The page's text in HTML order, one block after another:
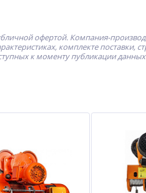
офертой. Компания-
комплекте поставки,
к моменту публикации